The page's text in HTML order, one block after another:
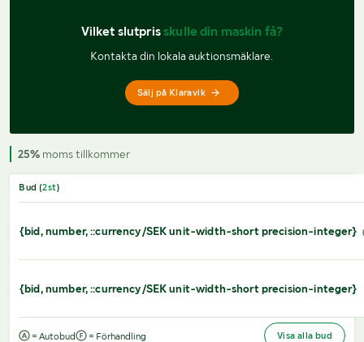
Vilket slutpris skulle din maskin få?
Kontakta din lokala auktionsmäklare.
Sälj på Klaravik
25% moms tillkommer
Bud (2st)
{bid, number, ::currency/SEK unit-width-short precision-integer}
{bid, number, ::currency/SEK unit-width-short precision-integer}
= Autobud = Förhandling Visa alla bud